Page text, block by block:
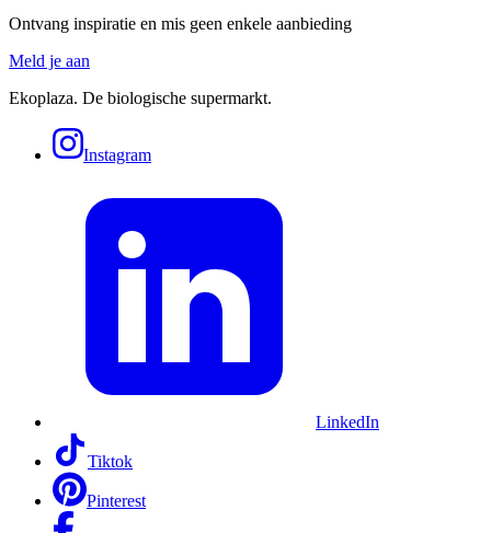
Ontvang inspiratie en mis geen enkele aanbieding
Meld je aan
Ekoplaza. De biologische supermarkt.
Instagram
LinkedIn
Tiktok
Pinterest